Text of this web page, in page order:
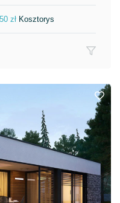
zł Kosztorys